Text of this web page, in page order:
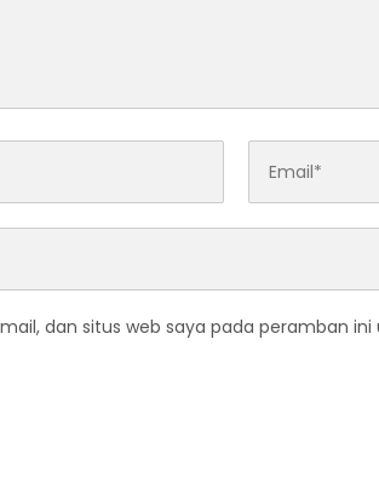
dan situs web saya pada peramban